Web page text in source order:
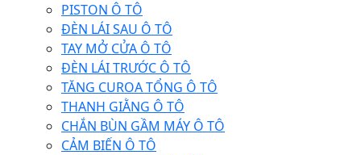
PISTON Ô TÔ
ĐÈN LÁI SAU Ô TÔ
TAY MỞ CỬA Ô TÔ
ĐÈN LÁI TRƯỚC Ô TÔ
TĂNG CUROA TỔNG Ô TÔ
THANH GIẰNG Ô TÔ
CHẮN BÙN GẦM MÁY Ô TÔ
CẢM BIẾN Ô TÔ